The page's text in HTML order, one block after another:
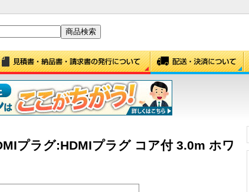
プラグ:HDMIプラグ コア付 3.0m ホワ